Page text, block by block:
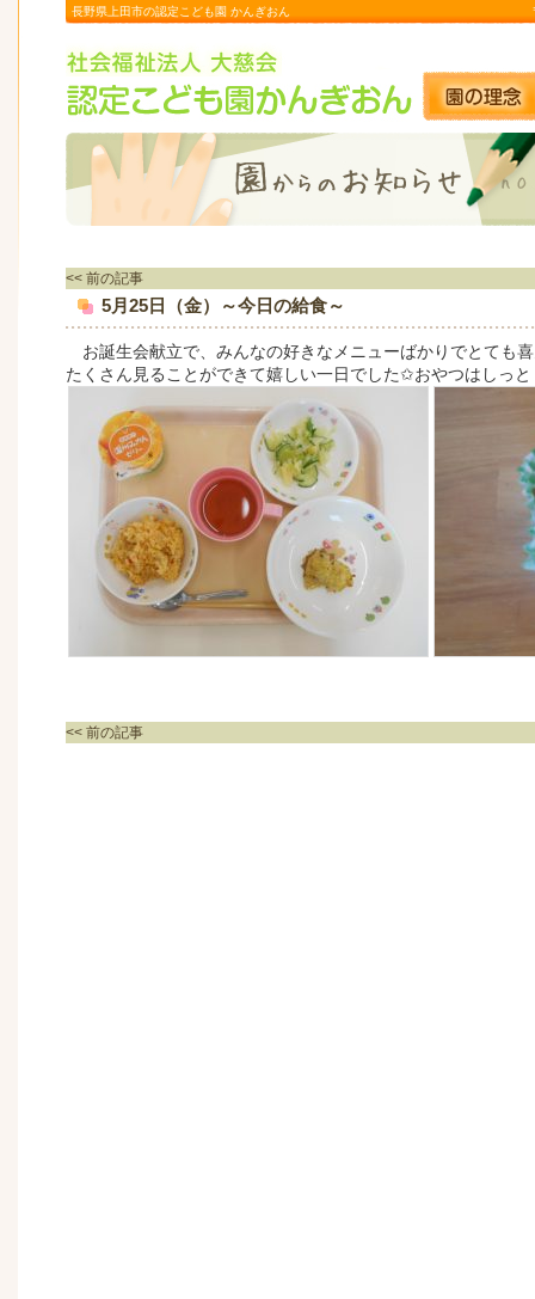
長野県上田市の認定こども園 かんぎおん
<< 前の記事
5月25日（金）～今日の給食～
お誕生会献立で、みんなの好きなメニューばかりでとても
たくさん見ることができて嬉しい一日でした✩おやつはしっ
<< 前の記事